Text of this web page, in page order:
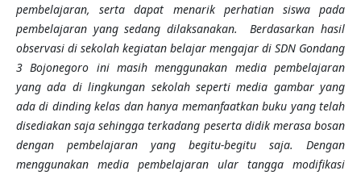
pembelajaran, serta dapat menarik perhatian siswa pada
pembelajaran yang sedang dilaksanakan. Berdasarkan hasil
observasi di sekolah kegiatan belajar mengajar di SDN Gondang
3 Bojonegoro ini masih menggunakan media pembelajaran
yang ada di lingkungan sekolah seperti media gambar yang
ada di dinding kelas dan hanya memanfaatkan buku yang telah
disediakan saja sehingga terkadang peserta didik merasa bosan
dengan pembelajaran yang begitu-begitu saja. Dengan
menggunakan media pembelajaran ular tangga modifikasi